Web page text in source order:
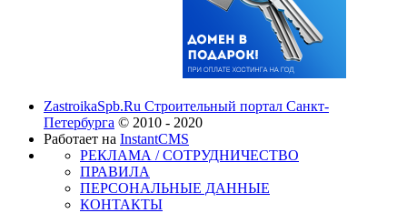
ZastroikaSpb.Ru Строительный портал Санкт-
Петербурга © 2010 - 2020
Работает на InstantCMS
РЕКЛАМА / СОТРУДНИЧЕСТВО
ПРАВИЛА
ПЕРСОНАЛЬНЫЕ ДАННЫЕ
КОНТАКТЫ